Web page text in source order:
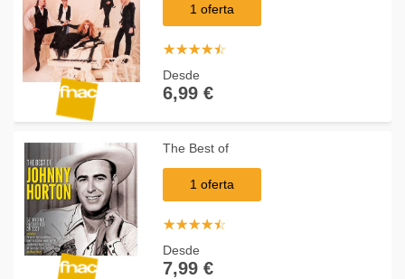
1 oferta
☆☆☆☆☆
★★★★★
Desde
6,99 €
The Best of
1 oferta
☆☆☆☆☆
★★★★★
Desde
7,99 €